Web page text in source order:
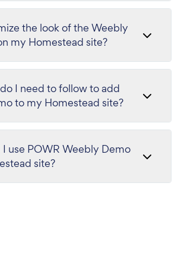
the look of the Weebly
my Homestead site?
I need to follow to add
to my Homestead site?
use POWR Weebly Demo
site?